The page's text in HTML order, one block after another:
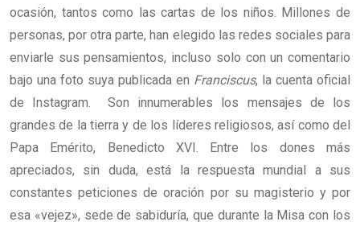
ocasión, tantos como las cartas de los niños. Millones de
personas, por otra parte, han elegido las redes sociales para
enviarle sus pensamientos, incluso solo con un comentario
bajo una foto suya publicada en Franciscus, la cuenta oficial
de Instagram. Son innumerables los mensajes de los
grandes de la tierra y de los líderes religiosos, así como del
Papa Emérito, Benedicto XVI. Entre los dones más
apreciados, sin duda, está la respuesta mundial a sus
constantes peticiones de oración por su magisterio y por
esa «vejez», sede de sabiduría, que durante la Misa con los